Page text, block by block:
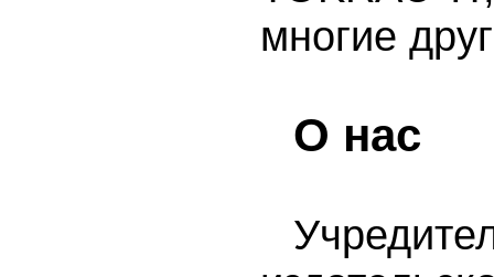
многие
О нас